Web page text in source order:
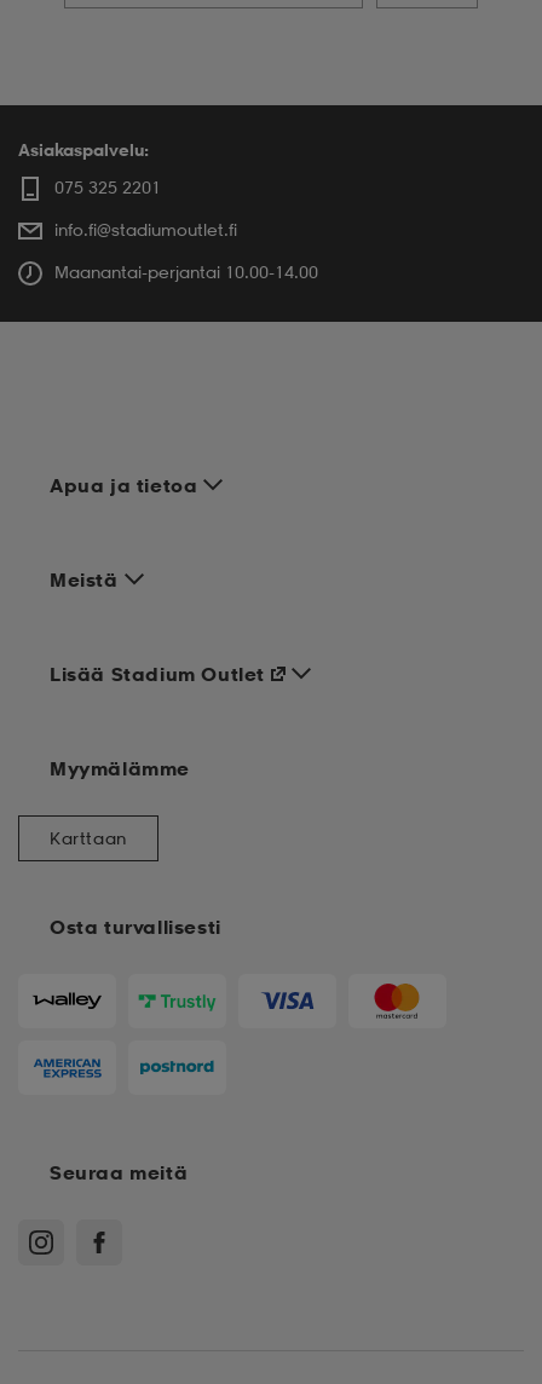
Asiakaspalvelu:
075 325 2201
info.fi@stadiumoutlet.fi
Maanantai-perjantai 10.00-14.00
Apua ja tietoa
Meistä
Osta turvallisesti
Lisää Stadium Outlet
Myymälämme
Karttaan
Seuraa meitä